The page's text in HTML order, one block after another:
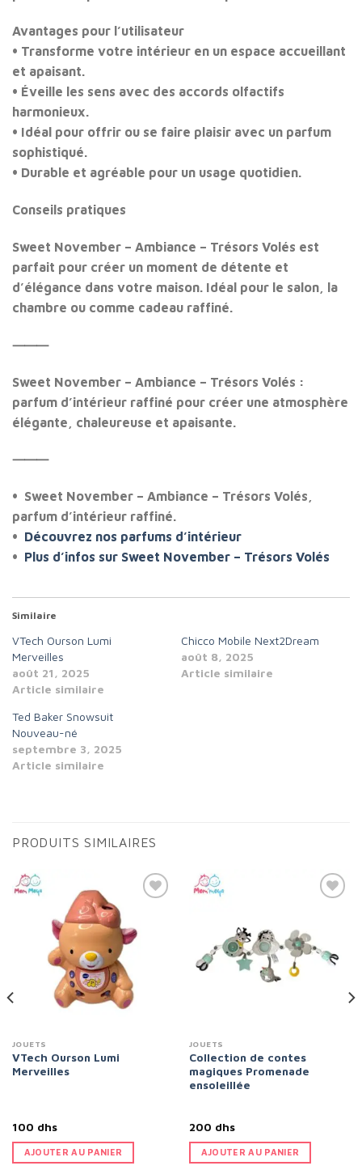
Avantages pour l’utilisateur
• Transforme votre intérieur en un espace accueillant
et apaisant.
• Éveille les sens avec des accords olfactifs
harmonieux.
• Idéal pour offrir ou se faire plaisir avec un parfum
sophistiqué.
• Durable et agréable pour un usage quotidien.
Conseils pratiques
Sweet November – Ambiance – Trésors Volés est
parfait pour créer un moment de détente et
d’élégance dans votre maison. Idéal pour le salon, la
chambre ou comme cadeau raffiné.
⸻
Sweet November – Ambiance – Trésors Volés :
parfum d’intérieur raffiné pour créer une atmosphère
élégante, chaleureuse et apaisante.
⸻
• Sweet November – Ambiance – Trésors Volés,
parfum d’intérieur raffiné.
• Découvrez nos parfums d’intérieur
• Plus d’infos sur Sweet November – Trésors Volés
Similaire
VTech Ourson Lumi
Merveilles
août 21, 2025
Article similaire
Chicco Mobile Next2Dream
août 8, 2025
Article similaire
Ted Baker Snowsuit
Nouveau-né
septembre 3, 2025
Article similaire
PRODUITS SIMILAIRES
Add to
JOUETS
VTech Ourson Lumi
Merveilles
100 dhs
AJOUTER AU PANIER
Add to
wishlist
JOUETS
Collection de contes
magiques Promenade
ensoleillée
200 dhs
AJOUTER AU PANIER